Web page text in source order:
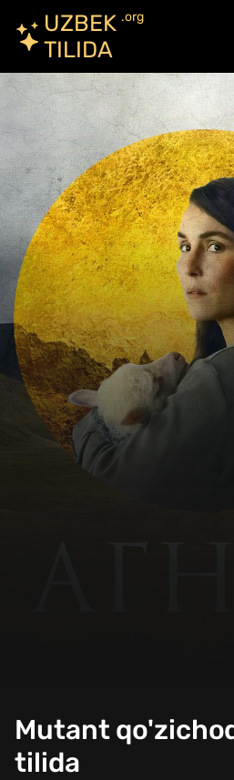
UZBEK
TILIDA
.org
Mutant
tilida